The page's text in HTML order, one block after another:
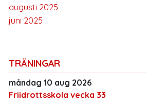
augusti 2025
juni 2025
TRÄNINGAR
måndag 10 aug 2026
Friidrottsskola vecka 33